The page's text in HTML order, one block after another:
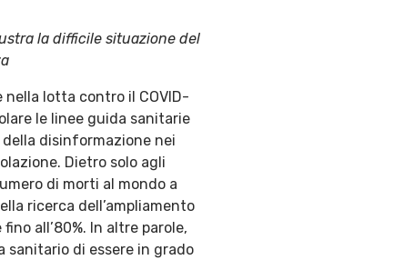
la difficile situazione del
lotta contro il COVID-
le linee guida sanitarie
disinformazione nei
Dietro solo agli
di morti al mondo a
ricerca dell’ampliamento
all’80%. In altre parole,
sanitario di essere in grado